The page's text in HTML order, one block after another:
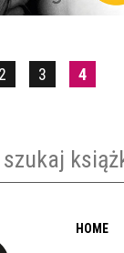
2 3 4
HOME